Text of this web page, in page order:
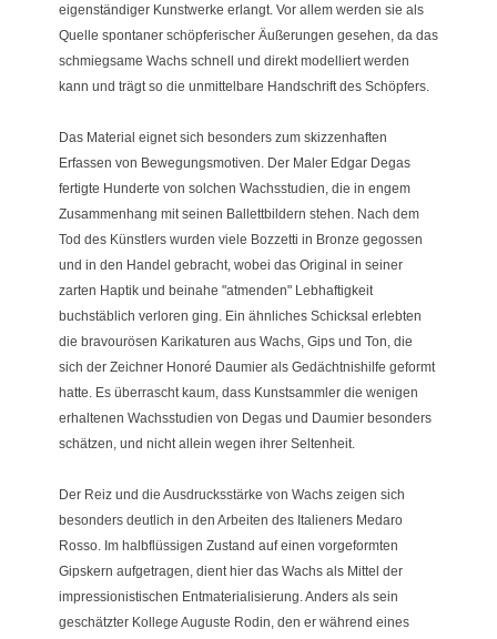
eigenständiger Kunstwerke erlangt. Vor allem werden sie als
Quelle spontaner schöpferischer Äußerungen gesehen, da das
schmiegsame Wachs schnell und direkt modelliert werden
kann und trägt so die unmittelbare Handschrift des Schöpfers.
Das Material eignet sich besonders zum skizzenhaften
Erfassen von Bewegungsmotiven. Der Maler Edgar Degas
fertigte Hunderte von solchen Wachsstudien, die in engem
Zusammenhang mit seinen Ballettbildern stehen. Nach dem
Tod des Künstlers wurden viele Bozzetti in Bronze gegossen
und in den Handel gebracht, wobei das Original in seiner
zarten Haptik und beinahe "atmenden" Lebhaftigkeit
buchstäblich verloren ging. Ein ähnliches Schicksal erlebten
die bravourösen Karikaturen aus Wachs, Gips und Ton, die
sich der Zeichner Honoré Daumier als Gedächtnishilfe geformt
hatte. Es überrascht kaum, dass Kunstsammler die wenigen
erhaltenen Wachsstudien von Degas und Daumier besonders
schätzen, und nicht allein wegen ihrer Seltenheit.
Der Reiz und die Ausdrucksstärke von Wachs zeigen sich
besonders deutlich in den Arbeiten des Italieners Medaro
Rosso. Im halbflüssigen Zustand auf einen vorgeformten
Gipskern aufgetragen, dient hier das Wachs als Mittel der
impressionistischen Entmaterialisierung. Anders als sein
geschätzter Kollege Auguste Rodin, den er während eines